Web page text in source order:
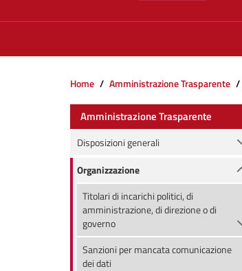
Home Amministrazione Trasparente
Amministrazione Trasparente
Disposizioni generali
Organizzazione
Titolari di incarichi politici, di
amministrazione, di direzione o di
governo
Sanzioni per mancata comunicazione
dei dati